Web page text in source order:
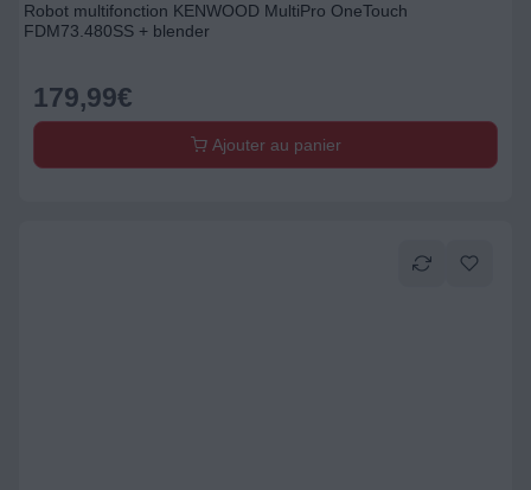
Robot multifonction KENWOOD MultiPro OneTouch
FDM73.480SS + blender
179,99€
Ajouter au panier